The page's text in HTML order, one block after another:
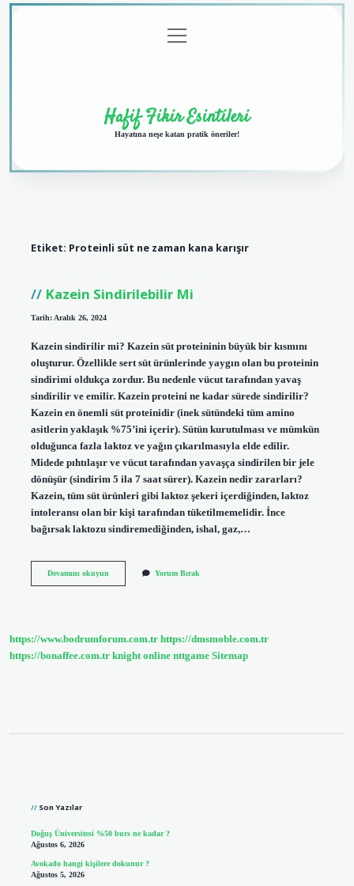
menüyü
aç
Hafif Fikir Esintileri
Hayatına neşe katan pratik öneriler!
Etiket: Proteinli süt ne zaman kana karışır
Kazein Sindirilebilir Mi
Tarih: Aralık 26, 2024
Kazein sindirilir mi? Kazein süt proteininin büyük bir kısmını
oluşturur. Özellikle sert süt ürünlerinde yaygın olan bu proteinin
sindirimi oldukça zordur. Bu nedenle vücut tarafından yavaş
sindirilir ve emilir. Kazein proteini ne kadar sürede sindirilir?
Kazein en önemli süt proteinidir (inek sütündeki tüm amino
asitlerin yaklaşık %75’ini içerir). Sütün kurutulması ve mümkün
olduğunca fazla laktoz ve yağın çıkarılmasıyla elde edilir.
Midede pıhtılaşır ve vücut tarafından yavaşça sindirilen bir jele
dönüşür (sindirim 5 ila 7 saat sürer). Kazein nedir zararları?
Kazein, tüm süt ürünleri gibi laktoz şekeri içerdiğinden, laktoz
intoleransı olan bir kişi tarafından tüketilmemelidir. İnce
bağırsak laktozu sindiremediğinden, ishal, gaz,…
Devamını okuyunKazein
Yorum Bırak
https://www.bodrumforum.com.tr https://dmsmoble.com.tr
https://bonaffee.com.tr knight online nttgame Sitemap
Son Yazılar
Doğuş Üniversitesi %50 burs ne kadar ?
Ağustos 6, 2026
Avokado hangi kişilere dokunur ?
Ağustos 5, 2026